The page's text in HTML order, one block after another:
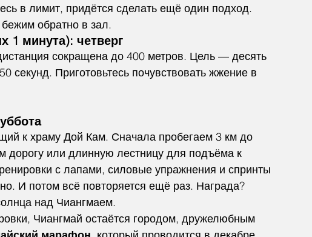
в лимит, придётся сделать ещё один подход.
обратно в зал.
1 минута): четверг
сокращена до 400 метров. Цель — десять
секунд. Приготовьтесь почувствовать жжение в
к храму Дой Кам. Сначала пробегаем 3 км до
дорогу или длинную лестницу для подъёма к
с лапами, силовые упражнения и спринты
И потом всё повторяется ещё раз. Награда?
над Чиангмаем.
Чиангмай остаётся городом, дружелюбным